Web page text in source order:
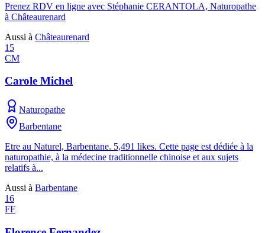
Prenez RDV en ligne avec Stéphanie CERANTOLA, Naturopathe
à Châteaurenard
Aussi à Châteaurenard
15
CM
Carole Michel
Naturopathe
Barbentane
Etre au Naturel, Barbentane. 5,491 likes. Cette page est dédiée à la
naturopathie, à la médecine traditionnelle chinoise et aux sujets
relatifs à...
Aussi à Barbentane
16
FF